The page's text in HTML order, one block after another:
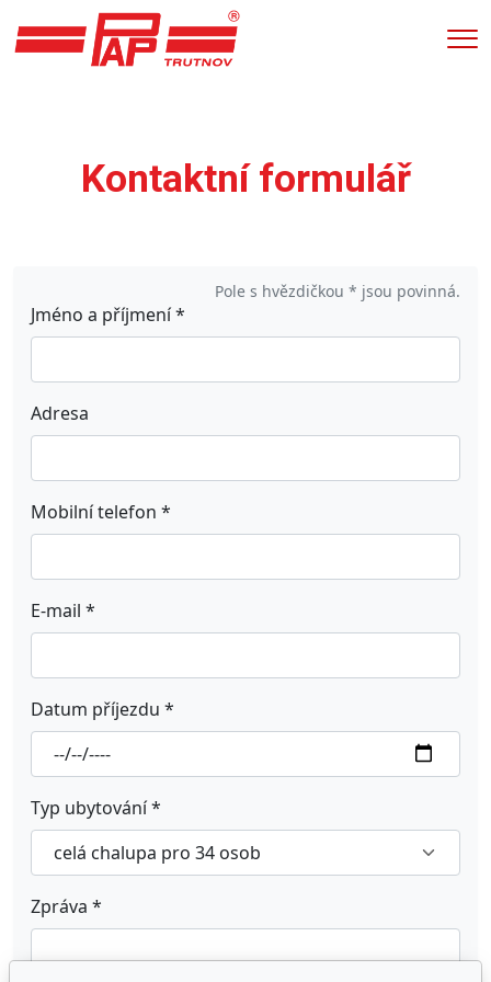
Kontaktní formulář
Pole s hvězdičkou * jsou povinná.
Jméno a příjmení*
Adresa
Mobilní telefon *
E-mail *
Datum příjezdu *
Typ ubytování*
Zpráva *